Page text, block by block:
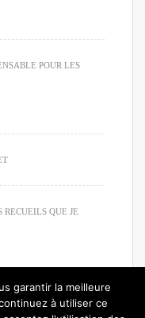
POUR LES
RECUEILS QUE JE
garantir la meilleure
à utiliser ce